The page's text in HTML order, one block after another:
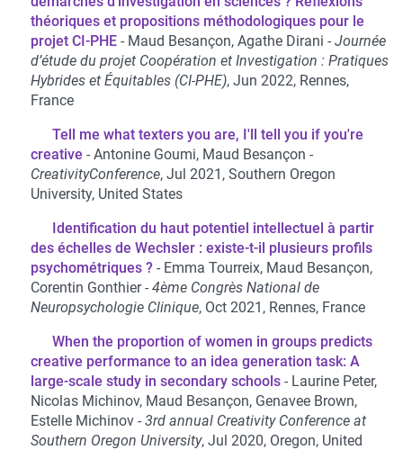
théoriques et propositions méthodologiques pour le
projet CI-PHE
Maud Besançon, Agathe Dirani
Journée
d’étude du projet Coopération et Investigation : Pratiques
Hybrides et Équitables (CI-PHE), Jun 2022, Rennes,
France
Tell me what texters you are, I'll tell you if you're
creative
Antonine Goumi, Maud Besançon
CreativityConference, Jul 2021, Southern Oregon
University, United States
Identification du haut potentiel intellectuel à partir
des échelles de Wechsler : existe-t-il plusieurs profils
psychométriques ?
Emma Tourreix, Maud Besançon,
Corentin Gonthier
4ème Congrès National de
Neuropsychologie Clinique, Oct 2021, Rennes, France
When the proportion of women in groups predicts
creative performance to an idea generation task: A
large-scale study in secondary schools
Laurine Peter,
Nicolas Michinov, Maud Besançon, Genavee Brown,
Estelle Michinov
3rd annual Creativity Conference at
Southern Oregon University, Jul 2020, Oregon, United